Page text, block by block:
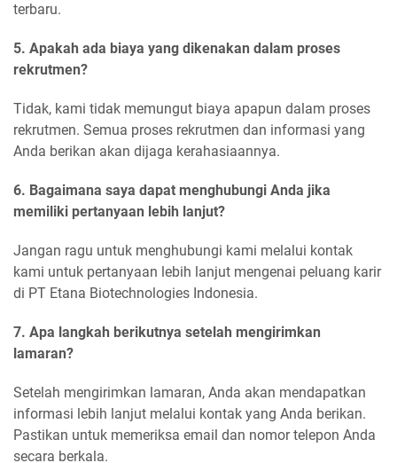
terbaru.
5. Apakah ada biaya yang dikenakan dalam proses
rekrutmen?
Tidak, kami tidak memungut biaya apapun dalam proses
rekrutmen. Semua proses rekrutmen dan informasi yang
Anda berikan akan dijaga kerahasiaannya.
6. Bagaimana saya dapat menghubungi Anda jika
memiliki pertanyaan lebih lanjut?
Jangan ragu untuk menghubungi kami melalui kontak
kami untuk pertanyaan lebih lanjut mengenai peluang karir
di PT Etana Biotechnologies Indonesia.
7. Apa langkah berikutnya setelah mengirimkan
lamaran?
Setelah mengirimkan lamaran, Anda akan mendapatkan
informasi lebih lanjut melalui kontak yang Anda berikan.
Pastikan untuk memeriksa email dan nomor telepon Anda
secara berkala.